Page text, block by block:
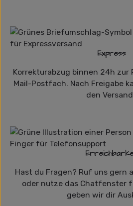
Express
Korrekturabzug binnen 24h zur
Mail-Postfach. Nach Freigabe
den
Hast du Fragen? Ruf uns gern
oder nutze das Chatfenster
geben wir dir